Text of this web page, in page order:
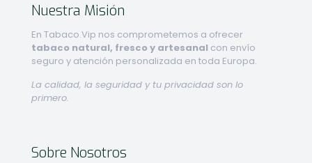
Nuestra Misión
En Tabaco.Vip nos comprometemos a ofrecer
tabaco natural, fresco y artesanal con envío
seguro y atención personalizada en toda Europa.
La calidad, la seguridad y tu privacidad son lo
primero.
Sobre Nosotros